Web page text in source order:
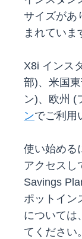
サイズがあ
まれていま
X8i インス
部)、米国
ン)、欧州 (
ンでご利用
使い始める
アクセスし
Savings
ポットイン
については、
てください。